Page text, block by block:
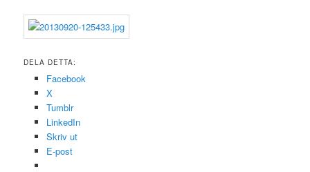
DELA DETTA:
Facebook
X
Tumblr
LinkedIn
Skriv ut
E-post